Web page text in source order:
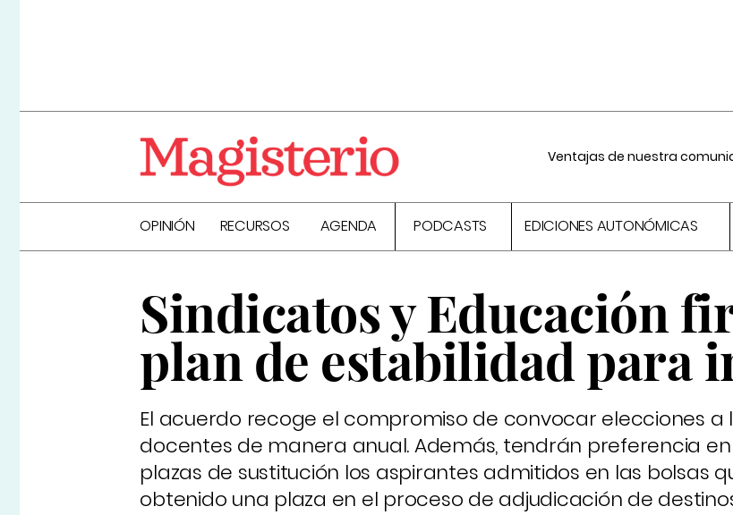
Ventajas de nuestra
OPINIÓN RECURSOS AGENDA PODCASTS EDICIONES AUTONÓMICAS
Sindicatos y Educación
plan de estabilidad para
El acuerdo recoge el compromiso de convocar elecciones a
docentes de manera anual. Además, tendrán preferencia
plazas de sustitución los aspirantes admitidos en las bolsas
obtenido una plaza en el proceso de adjudicación de